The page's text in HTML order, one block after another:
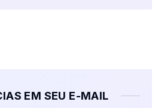
EM SEU E-MAIL